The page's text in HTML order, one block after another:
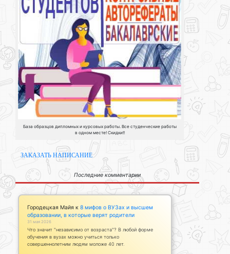
База образцов дипломных и курсовых работы. Все студенческие работы
в одном месте! Скидки!!
ЗАКАЗАТЬ НАПИСАНИЕ
Последние комментарии
Городецкая Майя к 8 мифов о ВУЗах и высшем
образовании, в которые верят родители
31 мая 2026
Что значит "независимо от возраста"? В любой форме
обучения в вузах можно учиться только
совершеннолетним людям моложе 40 лет.